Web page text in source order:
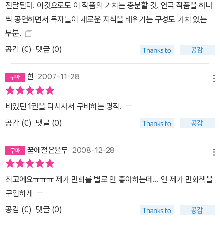
전달된다. 이것으로도 이 작품의 가치는 충분할 것. 연극 작품을 하나
씩 공연하면서 독자들이 새로운 지식을 배워가는 구성도 가치 있는
부분.
공감 (0) 댓글 (0)
힌 2007-11-28
비었던 1권을 다시사서 구비하는 명작.
공감 (0) 댓글 (0)
꿀에절은율무 2008-12-28
최고에요ㅠㅠㅠ 제가 만화를 별로 안 좋아하는데... 얜 제가 만화책을
구입하게
공감 (0) 댓글 (0)